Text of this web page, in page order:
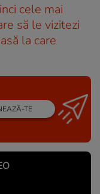
cele mai
să le vizitezi
la care
TE